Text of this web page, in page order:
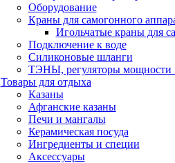
Оборудование
Краны для самогонного
Игольчатые краны для
Подключение к воде
Силиконовые шланги
ТЭНЫ, регуляторы мощности
Товары для отдыха
Казаны
Афганские казаны
Печи и мангалы
Керамическая посуда
Ингредиенты и специи
Аксессуары